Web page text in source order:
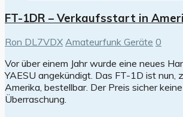
FT-1DR – Verkaufsstart in
Ron DL7VDX Amateurfunk Geräte 0
Vor über einem Jahr wurde eine neues
YAESU angekündigt. Das FT-1D ist nun,
Amerika, bestellbar. Der Preis sicher
Überraschung.